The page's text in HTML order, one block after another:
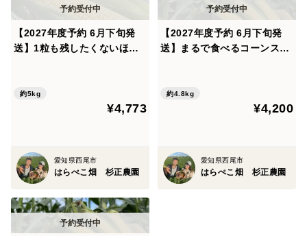
▼品種・味の特徴・食べ方
【品種】
女性に大人気
【調理方法】
☆少量なら電子レンジがオススメ！
【2027年度予約 6月下旬発
送】1粒も残したくないほど
12本入
約5kg
¥4,773
愛知県西尾市
はらぺこ畑 杉正農園
【2027年度予約 6月下旬発
送】まるで食べるコーンスー
約4.8kg
¥4,200
愛知県西尾市
はらぺこ畑 杉正農園